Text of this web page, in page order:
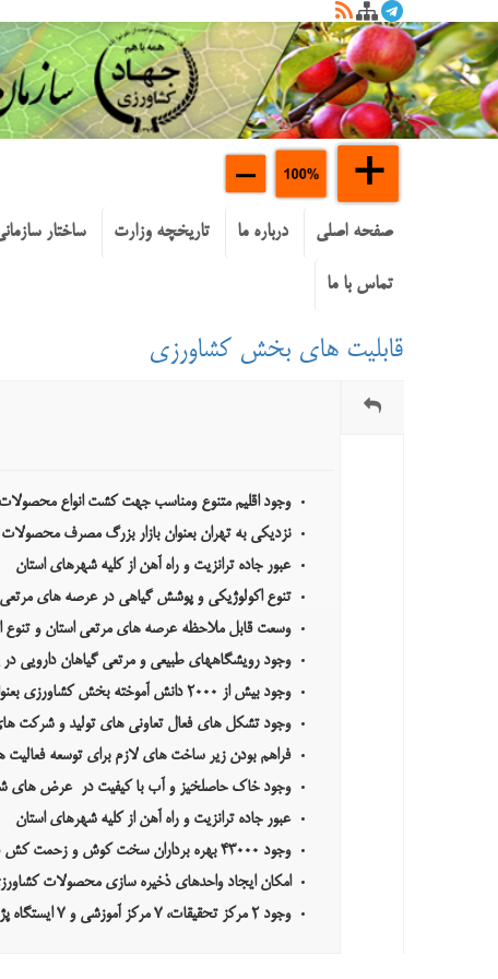
صفحه اصلی درباره ما تاریخچه وزارت ساختار
تماس با ما
قابلیت های بخش کشاورزی
وجود اقلیم متنوع ومناسب جهت کشت انواع محصولات زراعی و باغی در
نزدیکی به تهران بعنوان بازار بزرگ مصرف
عبور جاده ترانزيت و راه آهن از كليه شهرهاي استان
تنوع اکولوژیکی و پوشش گیاهی در عرصه های
وسعت قابل ملاحظه عرصه های مرتعی استان و تنوع
وجود رویشگاههای طبیعی و مرتعی گیاهان دارویی در پراکنشی به وسعت ۳۰۰ هزار هکتار و سطح زیر کشت گیاهان دارویی(دست کاشت) در
وجود بیش از ۲۰۰۰ دانش آموخته بخش کشاورزی بعنوان منابع انسانی خبره و جویای کار بخش کشاورزی
وجود تشکل های فعال تعاونی های تولید و شرکت
فراهم بودن زیر ساخت های لازم برای توسعه فعالیت های
وجود خاك حاصلخيز وآب با كيفيت در عرض های
عبور جاده ترانزيت و راه آهن از كليه شهرهاي استان
وجود ۴۳۰۰۰ بهره برداران سخت كوش و زحمت كش
امکان ایجاد واحدهای ذخیره سازی محصولات
وجود ۲ مرکز تحقیقات، ۷ مرکز آموزشی و ۷ ایستگاه پژوهشی در بخش کشاورزی استان